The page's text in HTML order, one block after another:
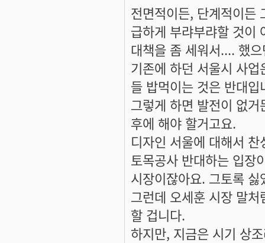
전면적이든, 단계적이든
급하게 부랴부랴할 것이
대책을 좀 세워서.... 했
기존에 하던 서울시 사
들 밥먹이는 것은 반대입
그렇게 하면 발전이 없
후에 해야 할거고요.
디자인 서울에 대해서
토목공사 반대하는 입장
시장이잖아요. 그토록
그런데 오세훈 시장 말
할 겁니다.
하지만, 지금은 시기 상